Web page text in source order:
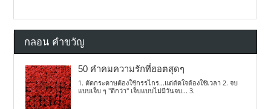
กลอน คำขวัญ
50 คำคมความรักที่ฮอตสุดๆ
1. ตัดกระดาษต้องใช้กรรไกร...แต่ตัดใจต้องใช้เวลา 2. จบ
แบบเจ็บ ๆ "ดีกว่า" เจ็บแบบไม่มีวันจบ... 3.